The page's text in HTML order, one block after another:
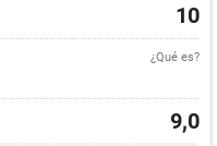
10
¿Qué es?
9,0